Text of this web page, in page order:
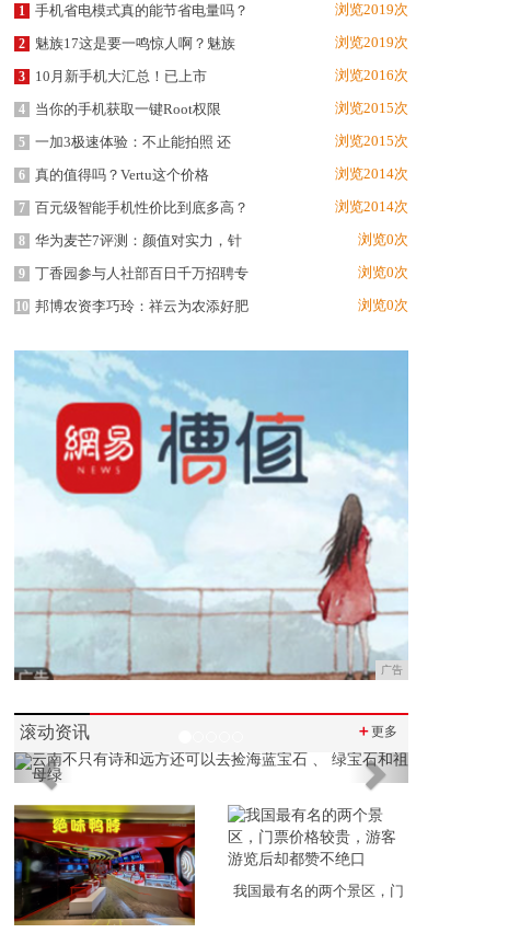
1 手机省电模式真的能节省电量吗？ 浏览2019次
2 魅族17这是要一鸣惊人啊？魅族 浏览2019次
3 10月新手机大汇总！已上市 浏览2016次
4 当你的手机获取一键Root权限 浏览2015次
5 一加3极速体验：不止能拍照 还 浏览2015次
6 真的值得吗？Vertu这个价格 浏览2014次
7 百元级智能手机性价比到底多高？ 浏览2014次
8 华为麦芒7评测：颜值对实力，针 浏览0次
9 丁香园参与人社部百日千万招聘专 浏览0次
10 邦博农资李巧玲：祥云为农添好肥 浏览0次
广告
滚动资讯 ＋更多
Previous Next
我国最有名的两个景区，门